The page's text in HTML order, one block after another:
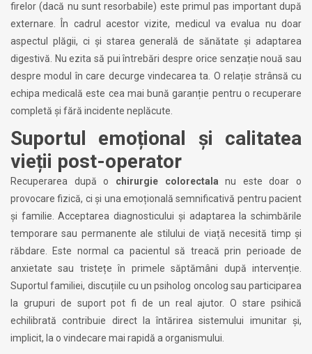
firelor (dacă nu sunt resorbabile) este primul pas important după
externare. În cadrul acestor vizite, medicul va evalua nu doar
aspectul plăgii, ci și starea generală de sănătate și adaptarea
digestivă. Nu ezita să pui întrebări despre orice senzație nouă sau
despre modul în care decurge vindecarea ta. O relație strânsă cu
echipa medicală este cea mai bună garanție pentru o recuperare
completă și fără incidente neplăcute.
Suportul emoțional și calitatea
vieții post-operator
Recuperarea după o chirurgie colorectala nu este doar o
provocare fizică, ci și una emoțională semnificativă pentru pacient
și familie. Acceptarea diagnosticului și adaptarea la schimbările
temporare sau permanente ale stilului de viață necesită timp și
răbdare. Este normal ca pacientul să treacă prin perioade de
anxietate sau tristețe în primele săptămâni după intervenție.
Suportul familiei, discuțiile cu un psiholog oncolog sau participarea
la grupuri de suport pot fi de un real ajutor. O stare psihică
echilibrată contribuie direct la întărirea sistemului imunitar și,
implicit, la o vindecare mai rapidă a organismului.